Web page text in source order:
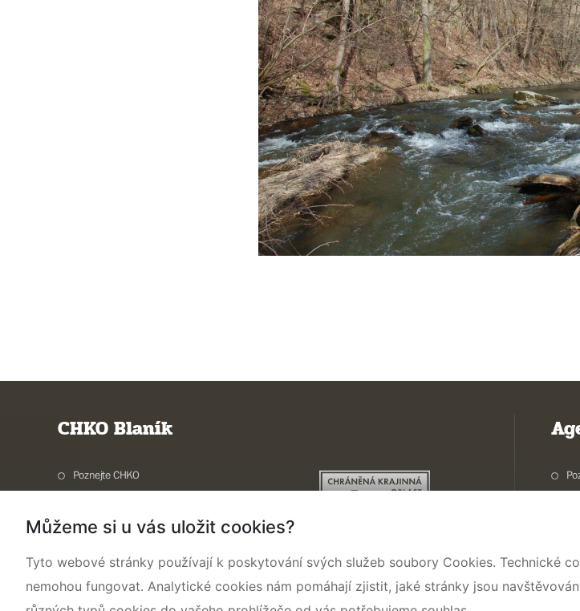
CHKO Blaník
Poznejte CHKO
Ochrana přírody
Aktuality a akce
Kontakty
O
Můžeme si u vás uložit cookies?
Tyto webové stránky používají k poskytování svých služeb soubory Cookies. Technické
nemohou fungovat. Analytické cookies nám pomáhají zjistit, jaké stránky jsou